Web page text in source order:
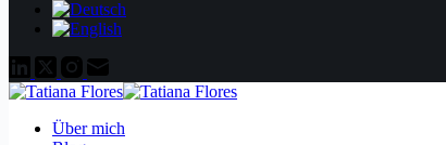
Über mich